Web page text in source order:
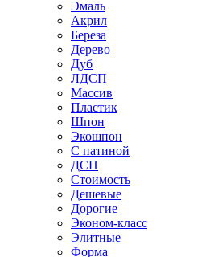
Эмаль
Акрил
Береза
Дерево
Дуб
ЛДСП
Массив
Пластик
Шпон
Экошпон
С патиной
ДСП
Стоимость
Дешевые
Дорогие
Эконом-класс
Элитные
Форма